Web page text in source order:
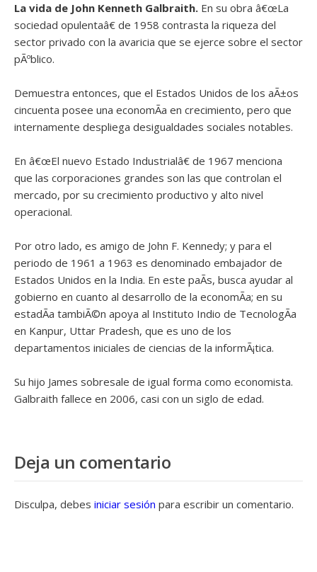
La vida de John Kenneth Galbraith. En su obra â€œLa
sociedad opulentaâ€ de 1958 contrasta la riqueza del
sector privado con la avaricia que se ejerce sobre el sector
pÃºblico.
Demuestra entonces, que el Estados Unidos de los aÃ±os
cincuenta posee una economÃ­a en crecimiento, pero que
internamente despliega desigualdades sociales notables.
En â€œEl nuevo Estado Industrialâ€ de 1967 menciona
que las corporaciones grandes son las que controlan el
mercado, por su crecimiento productivo y alto nivel
operacional.
Por otro lado, es amigo de John F. Kennedy; y para el
periodo de 1961 a 1963 es denominado embajador de
Estados Unidos en la India. En este paÃ­s, busca ayudar al
gobierno en cuanto al desarrollo de la economÃ­a; en su
estadÃ­a tambiÃ©n apoya al Instituto Indio de TecnologÃ­a
en Kanpur, Uttar Pradesh, que es uno de los
departamentos iniciales de ciencias de la informÃ¡tica.
Su hijo James sobresale de igual forma como economista.
Galbraith fallece en 2006, casi con un siglo de edad.
Deja un comentario
Disculpa, debes iniciar sesión para escribir un comentario.